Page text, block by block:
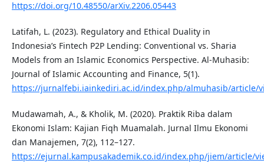
https://doi.org/10.48550/arXiv.2206.05443
Latifah, L. (2023). Regulatory and Ethical Duality in
Indonesia’s Fintech P2P Lending: Conventional vs. Sharia
Models from an Islamic Economics Perspective. Al-Muhasib:
Journal of Islamic Accounting and Finance, 5(1).
https://jurnalfebi.iainkediri.ac.id/index.php/almuhasib/article/
Mudawamah, A., & Kholik, M. (2020). Praktik Riba dalam
Ekonomi Islam: Kajian Fiqh Muamalah. Jurnal Ilmu Ekonomi
dan Manajemen, 7(2), 112–127.
https://ejurnal.kampusakademik.co.id/index.php/jiem/article/